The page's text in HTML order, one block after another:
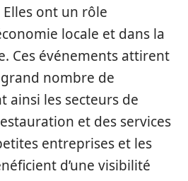
ont un rôle
locale et dans la
Ces événements attirent
nombre de
ainsi les secteurs de
et des services
entreprises et les
d’une visibilité